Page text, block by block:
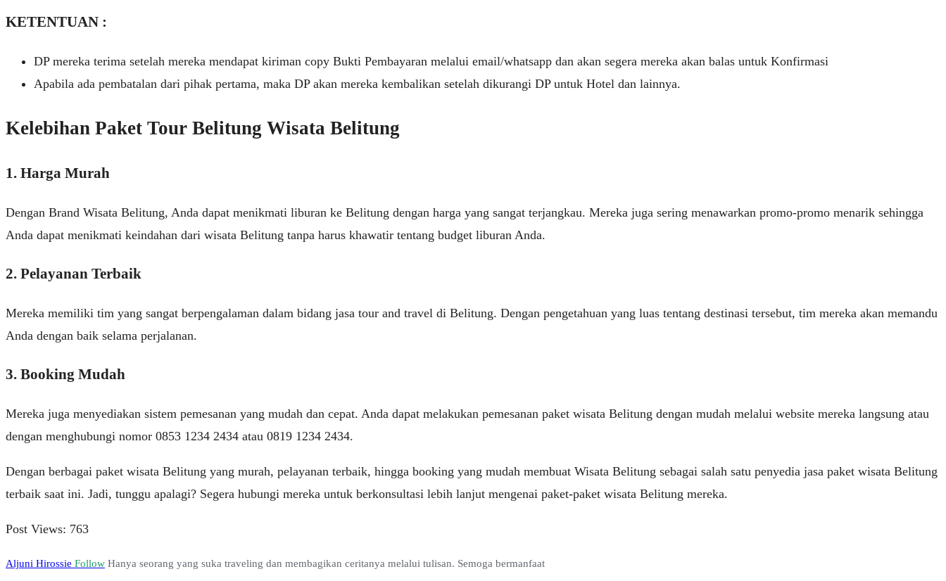
KETENTUAN :
DP mereka terima setelah mereka mendapat kiriman copy Bukti Pembayaran melalui email/whatsapp dan akan segera mereka akan balas untuk Konfirmasi
Apabila ada pembatalan dari pihak pertama, maka DP akan mereka kembalikan setelah dikurangi DP untuk Hotel dan lainnya.
Kelebihan Paket Tour Belitung Wisata Belitung
1. Harga Murah
Dengan Brand Wisata Belitung, Anda dapat menikmati liburan ke Belitung dengan harga yang sangat terjangkau. Mereka juga sering menawarkan promo-promo menarik sehingga
Anda dapat menikmati keindahan dari wisata Belitung tanpa harus khawatir tentang budget liburan Anda.
2. Pelayanan Terbaik
Mereka memiliki tim yang sangat berpengalaman dalam bidang jasa tour and travel di Belitung. Dengan pengetahuan yang luas tentang destinasi tersebut, tim mereka akan memandu
Anda dengan baik selama perjalanan.
3. Booking Mudah
Mereka juga menyediakan sistem pemesanan yang mudah dan cepat. Anda dapat melakukan pemesanan paket wisata Belitung dengan mudah melalui website mereka langsung atau
dengan menghubungi nomor 0853 1234 2434 atau 0819 1234 2434.
Dengan berbagai paket wisata Belitung yang murah, pelayanan terbaik, hingga booking yang mudah membuat Wisata Belitung sebagai salah satu penyedia jasa paket wisata Belitung
terbaik saat ini. Jadi, tunggu apalagi? Segera hubungi mereka untuk berkonsultasi lebih lanjut mengenai paket-paket wisata Belitung mereka.
Post Views: 763
Aljuni Hirossie Follow Hanya seorang yang suka traveling dan membagikan ceritanya melalui tulisan. Semoga bermanfaat